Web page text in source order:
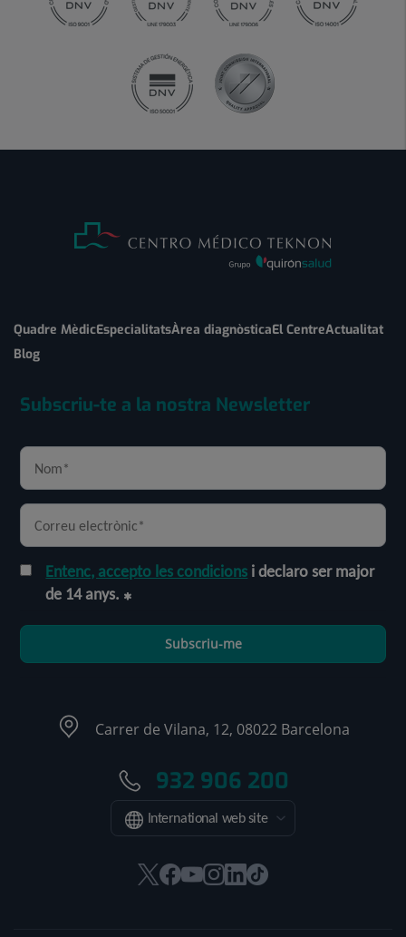
Quadre MèdicEspecialitatsÀrea diagnòsticaEl CentreActualitat
Blog
Subscriu-te a la nostra Newsletter
Entenc, accepto les condicions i declaro ser major
de 14 anys.
Subscriu-me
Carrer de Vilana, 12, 08022 Barcelona
932 906 200
International web site
AquestAquestAquestAquest
AquestEnllaç